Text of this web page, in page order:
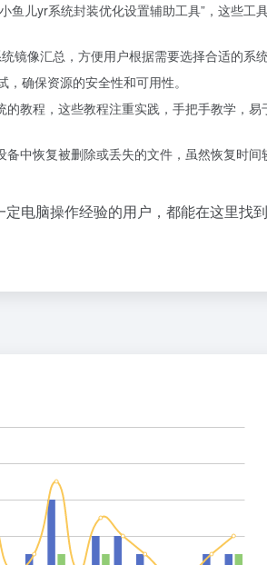
鱼儿yr系统封装优化设置辅助工具”，这些工
像汇总，方便用户根据需要选择合适的系统
确保资源的安全性和可用性。
教程，这些教程注重实践，手把手教学，易
中恢复被删除或丢失的文件，虽然恢复时间
电脑操作经验的用户，都能在这里找